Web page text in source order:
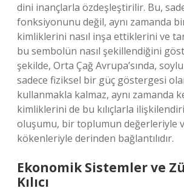
dini inançlarla özdeşleştirilir. Bu,
fonksiyonunu değil, aynı zamanda
kimliklerini nasıl inşa ettiklerini ve
bu sembolün nasıl şekillendiğini
şekilde, Orta Çağ Avrupa’sında,
sadece fiziksel bir güç göstergesi
kullanmakla kalmaz, aynı zamanda
kimliklerini de bu kılıçlarla
oluşumu, bir toplumun değerleriyle
kökenleriyle derinden bağlantılıdır.
Ekonomik Sistemler ve
Kılıcı